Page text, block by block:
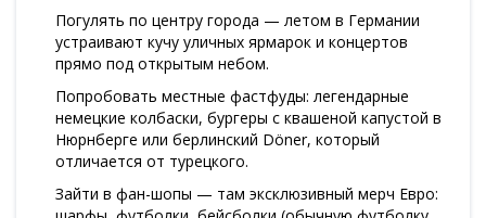
Погулять по центру города — летом в Германии
устраивают кучу уличных ярмарок и концертов
прямо под открытым небом.
Попробовать местные фастфуды: легендарные
немецкие колбаски, бургеры с квашеной капустой в
Нюрнберге или берлинский Döner, который
отличается от турецкого.
Зайти в фан-шопы — там эксклюзивный мерч Евро: